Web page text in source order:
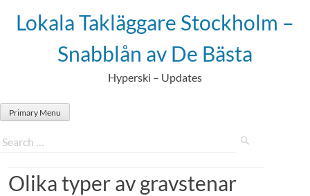
Lokala Takläggare Stockholm –
Snabblån av De Bästa
Hyperski – Updates
Primary Menu
Olika typer av gravstenar